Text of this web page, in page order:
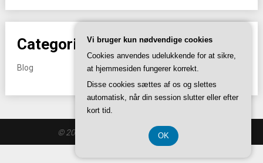
Categories
Blog
© 2026 I88.se | Theme bySuperbThemes
Vi bruger kun nødvendige cookies
Cookies anvendes udelukkende for at sikre,
at hjemmesiden fungerer korrekt.
Disse cookies sættes af os og slettes
automatisk, når din session slutter eller efter
kort tid.
OK